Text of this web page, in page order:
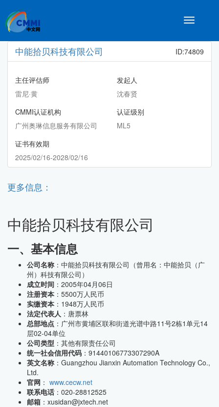
Toggle
中能拾贝科技有限公司 ID:74809
主任评估师
雷尼·黄
发起人
沈春贤
CMMI认证机构
广州奥琳信息服务有限公司
认证级别
ML5
证书有效期
2025/02/16-2028/02/16
更多信息：
中能拾贝科技有限公司
一、基本信息
公司名称 ：中能拾贝科技有限公司（曾用名：中能拾贝（广
州）科技有限公司）
成立时间 ：2005年04月06日
注册资本 ：5500万人民币
实缴资本 ：1948万人民币
法定代表人 ：唐票林
总部地点 ：广州市黄埔区联和街道光谱中路11号2栋1单元14
层02-04单位
公司类型 ：其他有限责任公司
统一社会信用代码 ：91440106773307290A
英文名称 ：Guangzhou Jianxin Automation Technology Co.,
Ltd.
官网 ： www.cecw.net
联系电话 ：020-28812525
邮箱 ：xusidan@jxtech.net